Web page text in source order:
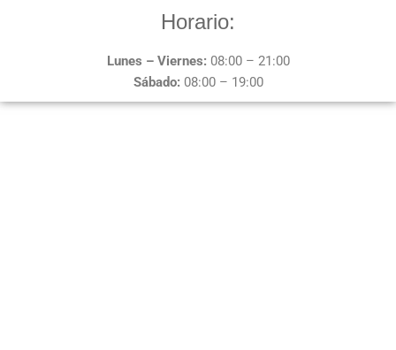
Horario:
Lunes – Viernes: 08:00 – 21:00
Sábado: 08:00 – 19:00